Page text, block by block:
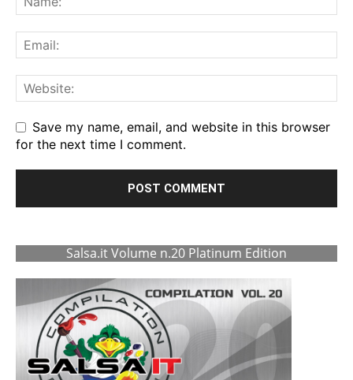
Save my name, email, and website in this browser
for the next time I comment.
Salsa.it Volume n.20 Platinum Edition